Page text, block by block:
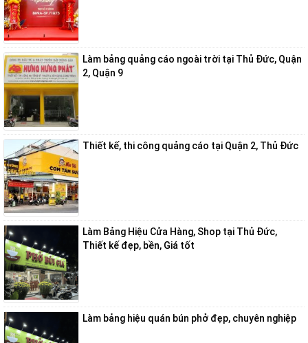
Làm bảng quảng cáo ngoài trời tại Thủ Đức, Quận
2, Quận 9
Thiết kế, thi công quảng cáo tại Quận 2, Thủ Đức
Làm Bảng Hiệu Cửa Hàng, Shop tại Thủ Đức,
Thiết kế đẹp, bền, Giá tốt
Làm bảng hiệu quán bún phở đẹp, chuyên nghiệp